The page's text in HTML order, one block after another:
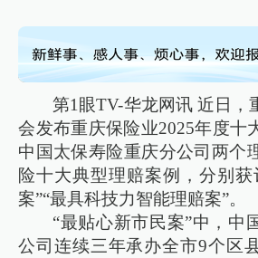
第1眼TV-华龙网讯 近日，
会发布重庆保险业2025年度十
中国太保寿险重庆分公司两个
险十大典型理赔案例，分别获
案”“最具科技力智能理赔案”。
“最贴心新市民案”中，中
公司连续三年承办全市9个区